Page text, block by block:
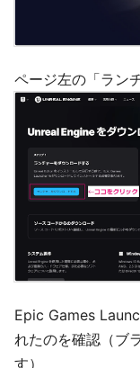
ページ左の「ラン
Epic Games
れたのを確認（ブ
す）